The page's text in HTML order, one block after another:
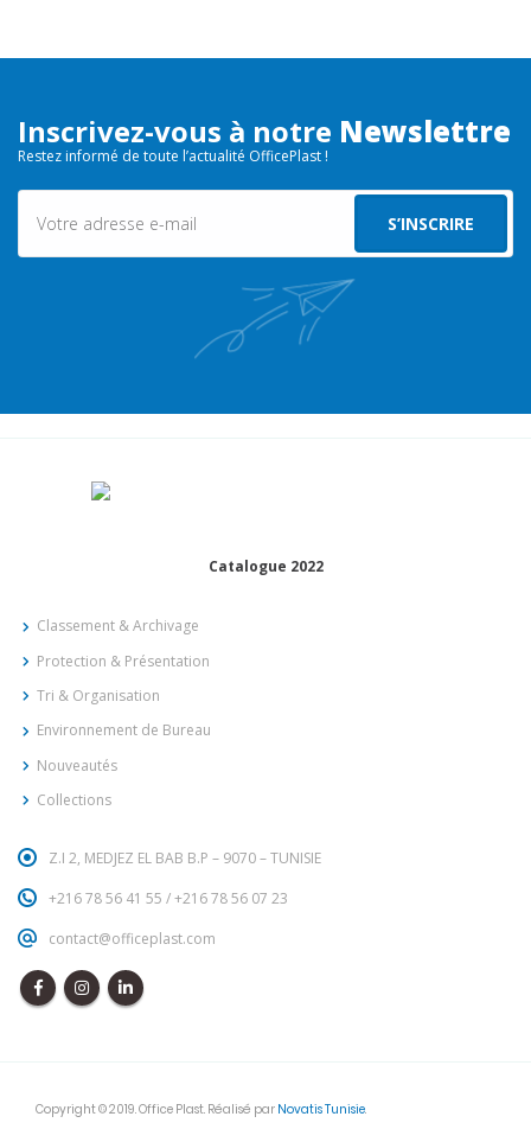
Inscrivez-vous à notre Newslettre
Restez informé de toute l’actualité OfficePlast !
Catalogue 2022
Classement & Archivage
Protection & Présentation
Tri & Organisation
Environnement de Bureau
Nouveautés
Collections
Z.I 2, MEDJEZ EL BAB B.P – 9070 – TUNISIE
+216 78 56 41 55 /+216 78 56 07 23
contact@officeplast.com
Copyright © 2019. Office Plast. Réalisé par Novatis Tunisie.